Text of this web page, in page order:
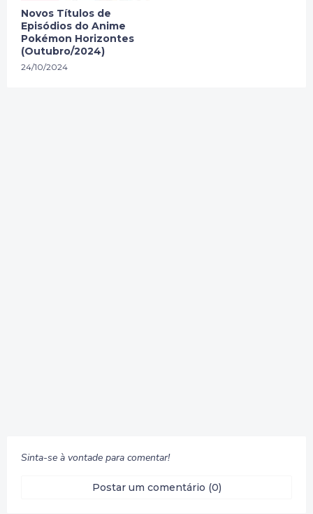
Novos Títulos de
Episódios do Anime
Pokémon Horizontes
(Outubro/2024)
24/10/2024
Sinta-se à vontade para comentar!
Postar um comentário (0)